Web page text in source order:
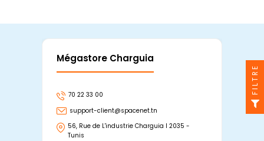
Mégastore Charguia
70 22 33 00
support-client@spacenet.tn
56, Rue de L'industrie Charguia I 2035 -
Tunis
FILTRE